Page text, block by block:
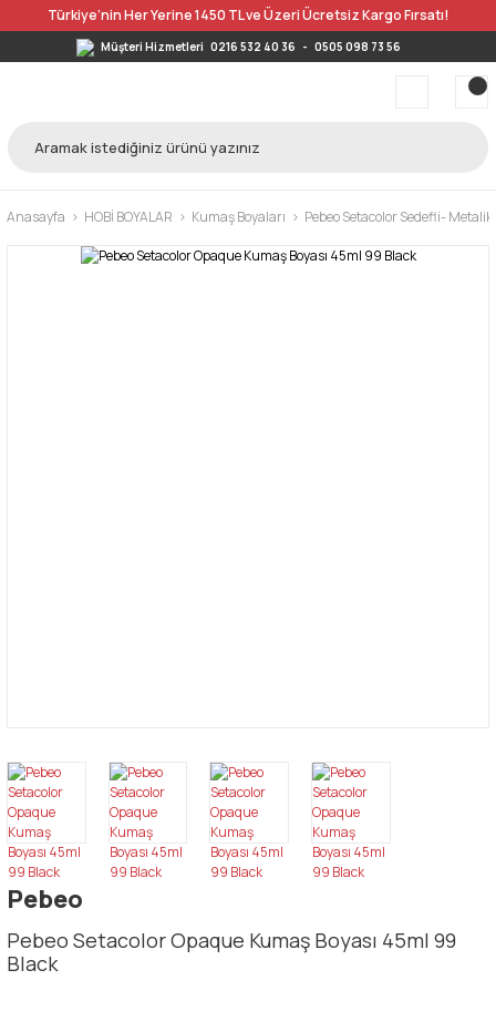
Türkiye’nin Her Yerine 1450 TL ve Üzeri Ücretsiz Kargo Fırsatı!
Müşteri Hizmetleri 0216 532 40 36 - 0505 098 73 56
Anasayfa HOBİ BOYALAR Kumaş Boyaları Pebeo Setacolor Sedefli-
Pebeo
Pebeo Setacolor Opaque Kumaş Boyası 45ml 99
Black